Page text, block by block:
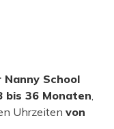
School
bis 36 Monaten
Uhrzeiten von